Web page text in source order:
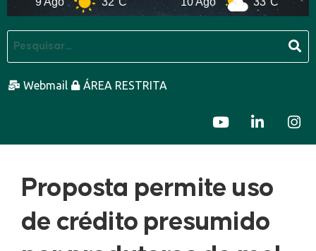
Webmail ÁREA RESTRITA
Proposta permite uso
de crédito presumido